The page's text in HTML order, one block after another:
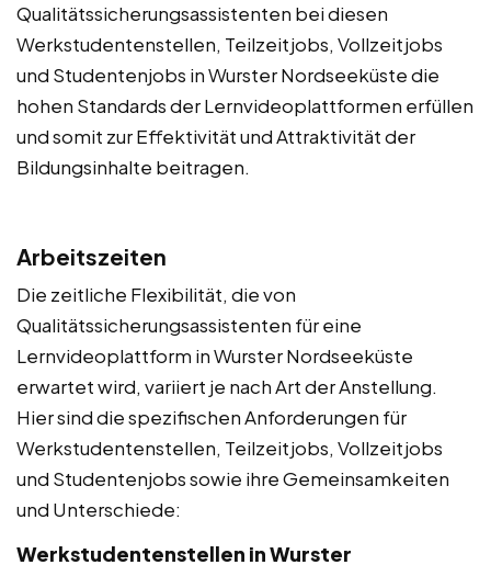
Qualitätssicherungsassistenten bei diesen
Werkstudentenstellen, Teilzeitjobs, Vollzeitjobs
und Studentenjobs in Wurster Nordseeküste die
hohen Standards der Lernvideoplattformen erfüllen
und somit zur Effektivität und Attraktivität der
Bildungsinhalte beitragen.
Arbeitszeiten
Die zeitliche Flexibilität, die von
Qualitätssicherungsassistenten für eine
Lernvideoplattform in Wurster Nordseeküste
erwartet wird, variiert je nach Art der Anstellung.
Hier sind die spezifischen Anforderungen für
Werkstudentenstellen, Teilzeitjobs, Vollzeitjobs
und Studentenjobs sowie ihre Gemeinsamkeiten
und Unterschiede:
Werkstudentenstellen in Wurster